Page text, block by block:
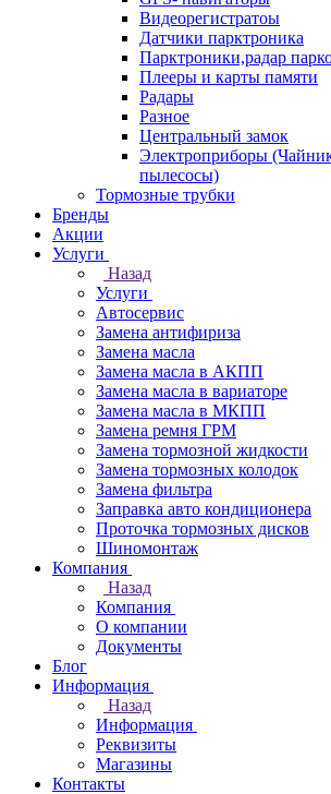
Видеорегистратоы
Датчики парктроника
Парктроники,радар
Плееры и карты памяти
Радары
Разное
Центральный замок
Электроприборы
пылесосы)
Тормозные трубки
Бренды
Акции
Услуги
Назад
Услуги
Автосервис
Замена антифириза
Замена масла
Замена масла в АКПП
Замена масла в вариаторе
Замена масла в МКПП
Замена ремня ГРМ
Замена тормозной жидкости
Замена тормозных колодок
Замена фильтра
Заправка авто кондиционера
Проточка тормозных дисков
Шиномонтаж
Компания
Назад
Компания
О компании
Документы
Блог
Информация
Назад
Информация
Реквизиты
Магазины
Контакты